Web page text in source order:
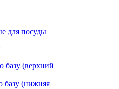
(верхний
(нижняя